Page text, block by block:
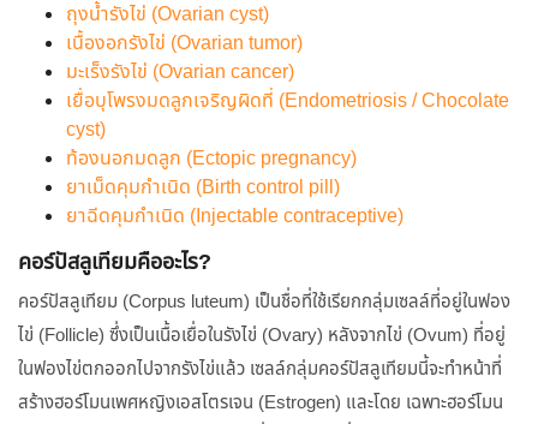
ถุงน้ำรังไข่ (Ovarian cyst)
เนื้องอกรังไข่ (Ovarian tumor)
มะเร็งรังไข่ (Ovarian cancer)
เยื่อบุโพรงมดลูกเจริญผิดที่ (Endometriosis / Chocolate
cyst)
ท้องนอกมดลูก (Ectopic pregnancy)
ยาเม็ดคุมกำเนิด (Birth control pill)
ยาฉีดคุมกำเนิด (Injectable contraceptive)
คอร์ปัสลูเทียมคืออะไร?
คอร์ปัสลูเทียม (Corpus luteum) เป็นชื่อที่ใช้เรียกกลุ่มเซลล์ที่อยู่ในฟอง
ไข่ (Follicle) ซึ่งเป็นเนื้อเยื่อในรังไข่ (Ovary) หลังจากไข่ (Ovum) ที่อยู่
ในฟองไข่ตกออกไปจากรังไข่แล้ว เซลล์กลุ่มคอร์ปัสลูเทียมนี้จะทำหน้าที่
สร้างฮอร์โมนเพศหญิงเอสโตรเจน (Estrogen) และโดย เฉพาะฮอร์โมน